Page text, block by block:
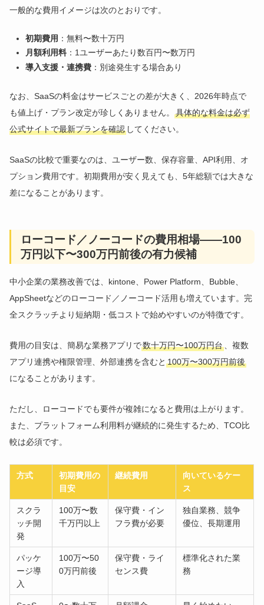
一般的な費用イメージは次のとおりです。
初期費用 ：無料〜数十万円
月額利用料 ：1ユーザーあたり数百円〜数万円
導入支援・連携費 ：別途発生する場合あり
なお、SaaSの料金はサービスごとの差が大きく、2026年時点で
も値上げ・プラン改定が珍しくありません。具体的な料金は必ず
公式サイトで最新プランを確認 してください。
SaaSの比較で重要なのは、ユーザー数、保存容量、API利用、オ
プション費用です。初期費用が安く見えても、5年総額では大きな
差になることがあります。
ローコード／ノーコードの費用相場——100
万円以下〜300万円前後の有力候補
中小企業の業務改善では、kintone、Power Platform、Bubble、
AppSheetなどのローコード／ノーコード活用も増えています。完
全スクラッチより短納期・低コストで始めやすいのが特徴です。
費用の目安は、簡易な業務アプリで数十万円〜100万円台
、複数
アプリ連携や権限管理、外部連携を含むと100万〜300万円前後
になることがあります。
ただし、ローコードでも要件が複雑になると費用は上がります。
また、プラットフォーム利用料が継続的に発生するため、TCO比
較は必須です。
方式
初期費用の
目安
継続費用
向いているケー
ス
スクラ
ッチ開
発
100万〜数
千万円以上
保守費・イン
フラ費が必要
独自業務、競争
優位、長期運用
パッケ
ージ導
入
100万〜50
0万円前後
保守費・ライ
センス費
標準化された業
務